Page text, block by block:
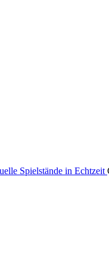
Spielstände in Echtzeit